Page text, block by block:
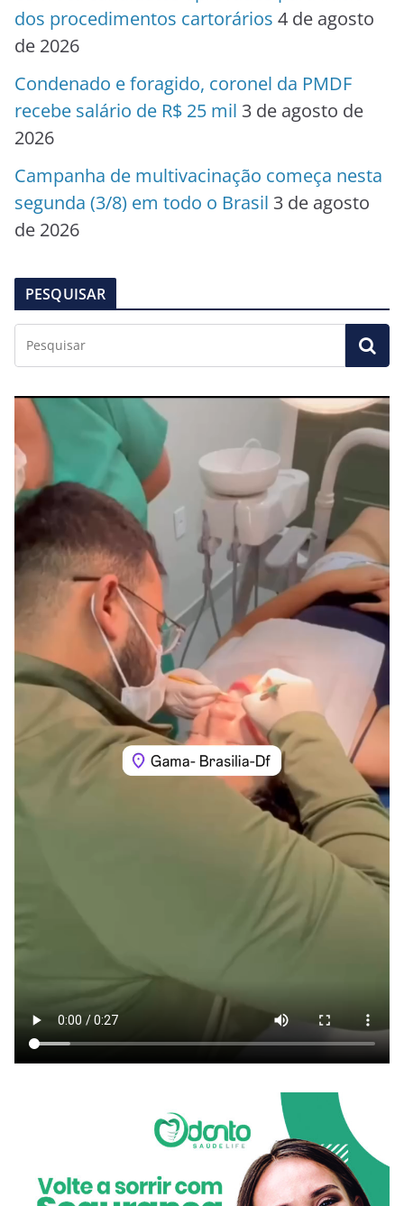
dos procedimentos cartorários 4 de agosto
de 2026
Condenado e foragido, coronel da PMDF
recebe salário de R$ 25 mil 3 de agosto de
2026
Campanha de multivacinação começa nesta
segunda (3/8) em todo o Brasil 3 de agosto
de 2026
PESQUISAR